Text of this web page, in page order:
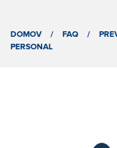
DOMOV / FAQ /
PERSONAL